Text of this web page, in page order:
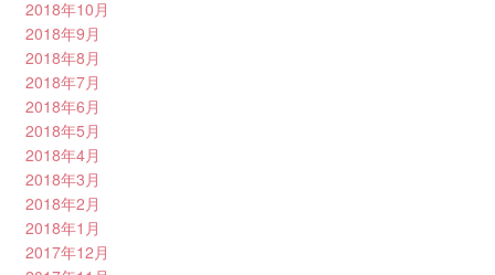
2018年10月
2018年9月
2018年8月
2018年7月
2018年6月
2018年5月
2018年4月
2018年3月
2018年2月
2018年1月
2017年12月